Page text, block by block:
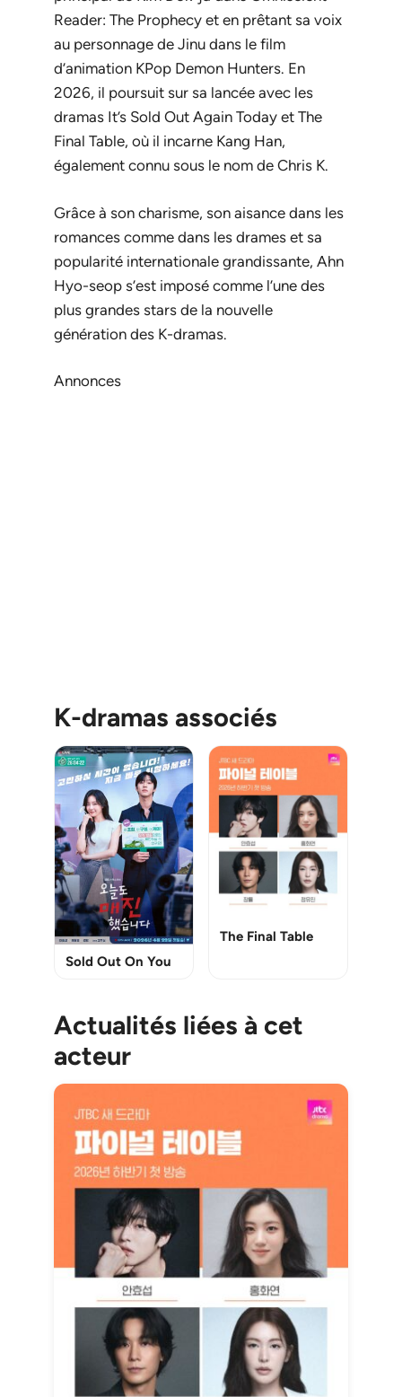
Reader: The Prophecy et en prêtant sa voix
au personnage de Jinu dans le film
d’animation KPop Demon Hunters. En
2026, il poursuit sur sa lancée avec les
dramas It’s Sold Out Again Today et The
Final Table, où il incarne Kang Han,
également connu sous le nom de Chris K.
Grâce à son charisme, son aisance dans les
romances comme dans les drames et sa
popularité internationale grandissante, Ahn
Hyo-seop s’est imposé comme l’une des
plus grandes stars de la nouvelle
génération des K-dramas.
Annonces
K-dramas associés
Sold Out On You
The Final Table
Actualités liées à cet
acteur